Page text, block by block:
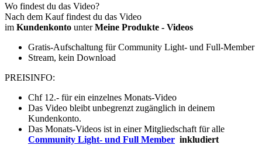
Wo findest du das Video?
Nach dem Kauf findest du das Video
im Kundenkonto unterMeine Produkte - Videos
Gratis-Aufschaltung für Community Light- und Full-Member
Stream, kein Download
PREISINFO:
Chf 12.- für ein einzelnes Monats-Video
Das Video bleibt unbegrenzt zugänglich in deinem
Kundenkonto.
Das Monats-Videos ist in einer Mitgliedschaft für alle
Community Light- und Full Member inkludiert